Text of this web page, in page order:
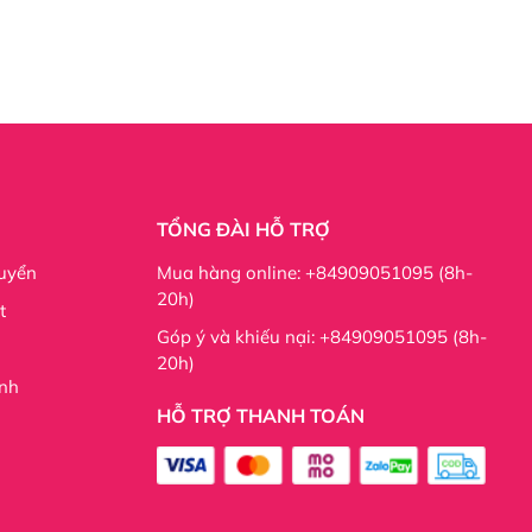
ánh đúng phong cách và sở thích riêng của họ.
phong cách mới lạ và độc đáo.
của mỗi khách hàng, đảm bảo sự phù hợp và tự
mắt một cách hiệu quả, tạo ra vẻ đẹp hoàn hảo
TỔNG ĐÀI HỖ TRỢ
Mua hàng online: +84909051095 (8h-
20h)
Góp ý và khiếu nại: +84909051095 (8h-
20h)
HỖ TRỢ THANH TOÁN